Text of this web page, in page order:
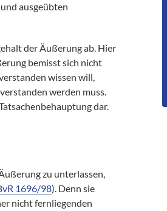
ausgeübten
der Äußerung ab. Hier
bemisst sich nicht
wissen will,
werden muss.
dar.
zu unterlassen,
1696/98). Denn sie
nicht fernliegenden